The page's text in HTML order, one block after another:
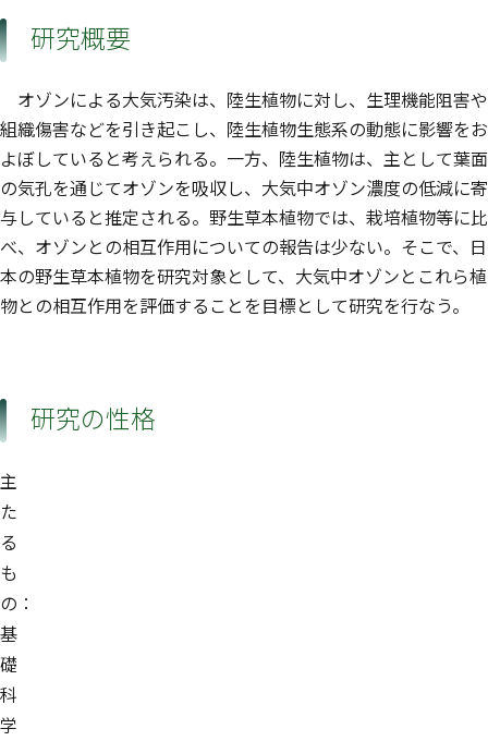
研究概要
オゾンによる大気汚染は、陸生植物に対し、生理機能阻害や
組織傷害などを引き起こし、陸生植物生態系の動態に影響をお
よぼしていると考えられる。一方、陸生植物は、主として葉面
の気孔を通じてオゾンを吸収し、大気中オゾン濃度の低減に寄
与していると推定される。野生草本植物では、栽培植物等に比
べ、オゾンとの相互作用についての報告は少ない。そこで、日
本の野生草本植物を研究対象として、大気中オゾンとこれら植
物との相互作用を評価することを目標として研究を行なう。
研究の性格
主
た
る
も
の：
基
礎
科
学